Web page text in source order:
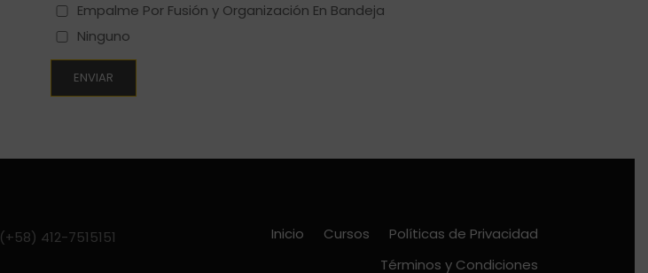
Empalme Por Fusión y Organización En Bandeja
Ninguno
(+58) 412-7515151 Inicio Cursos
Políticas de Privacidad
Términos y Condiciones